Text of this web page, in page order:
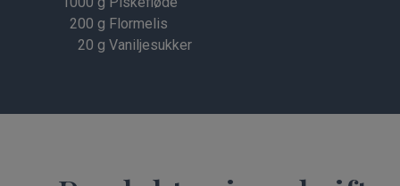
200 g Flormelis
20 g Vaniljesukker